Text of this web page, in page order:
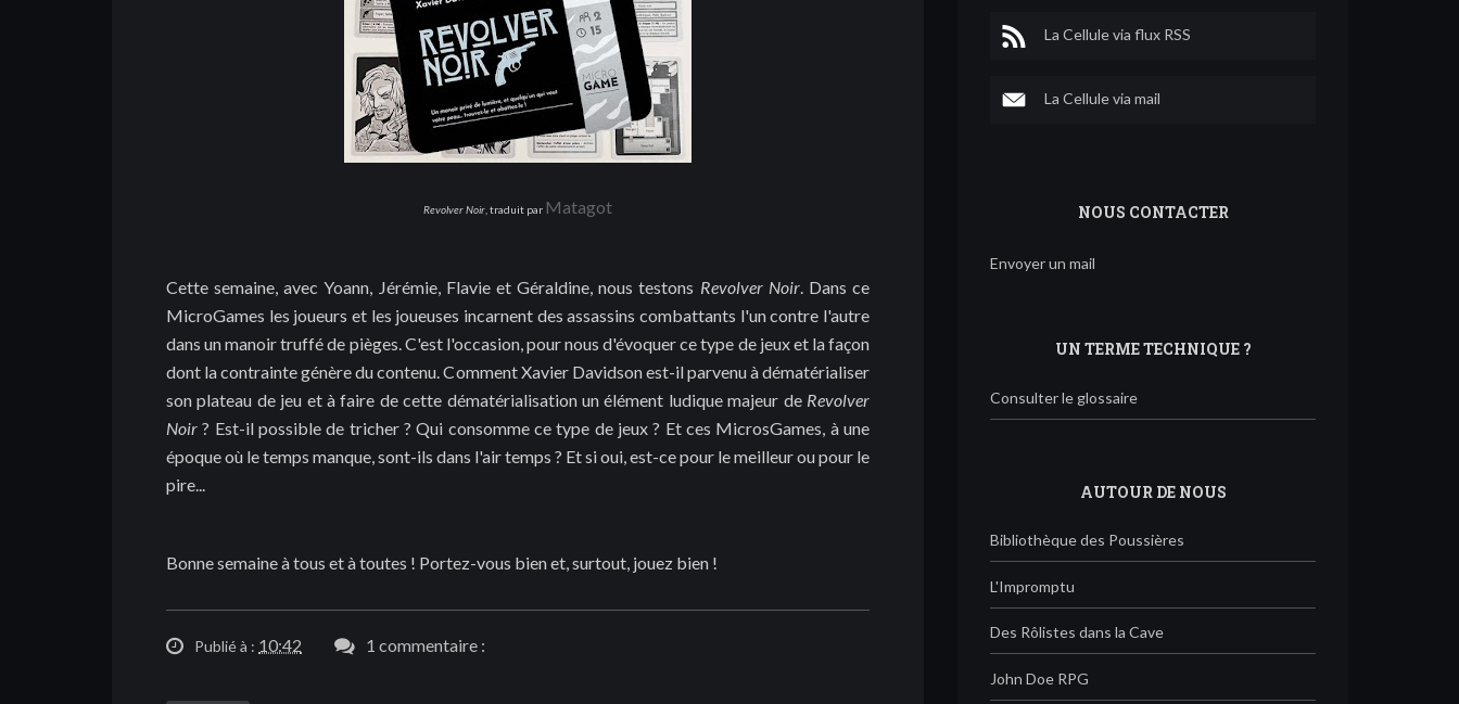
Revolver Noir , traduit par Matagot
Cette semaine, avec Yoann, Jérémie, Flavie et Géraldine, nous testons Revolver Noir. Dans ce
MicroGames les joueurs et les joueuses incarnent des assassins combattants l'un contre l'autre
dans un manoir truffé de pièges. C'est l'occasion, pour nous d'évoquer ce type de jeux et la façon
dont la contrainte génère du contenu. Comment Xavier Davidson est-il parvenu à dématérialiser
son plateau de jeu et à faire de cette dématérialisation un élément ludique majeur de Revolver
Noir ? Est-il possible de tricher ? Qui consomme ce type de jeux ? Et ces MicrosGames, à une
époque où le temps manque, sont-ils dans l'air temps ? Et si oui, est-ce pour le meilleur ou pour le
pire...
Bonne semaine à tous et à toutes ! Portez-vous bien et, surtout, jouez bien !
Publié à : 10:42 1 commentaire :
La Cellule via flux RSS
La Cellule via mail
NOUS CONTACTER
Envoyer un mail
UN TERME TECHNIQUE ?
Consulter le glossaire
AUTOUR DE NOUS
Bibliothèque des Poussières
L'Impromptu
Des Rôlistes dans la Cave
John Doe RPG